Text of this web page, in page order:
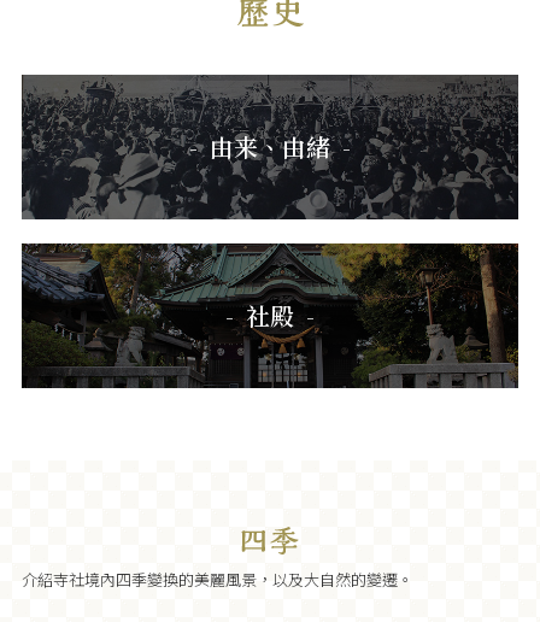
由来、由緒
社殿
介紹寺社境內四季變換的美麗風景，以及大自然的變遷。